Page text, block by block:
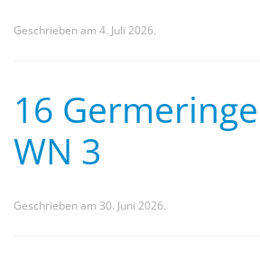
Geschrieben am 4. Juli 2026.
16
WN 3
Geschrieben am 30. Juni 2026.